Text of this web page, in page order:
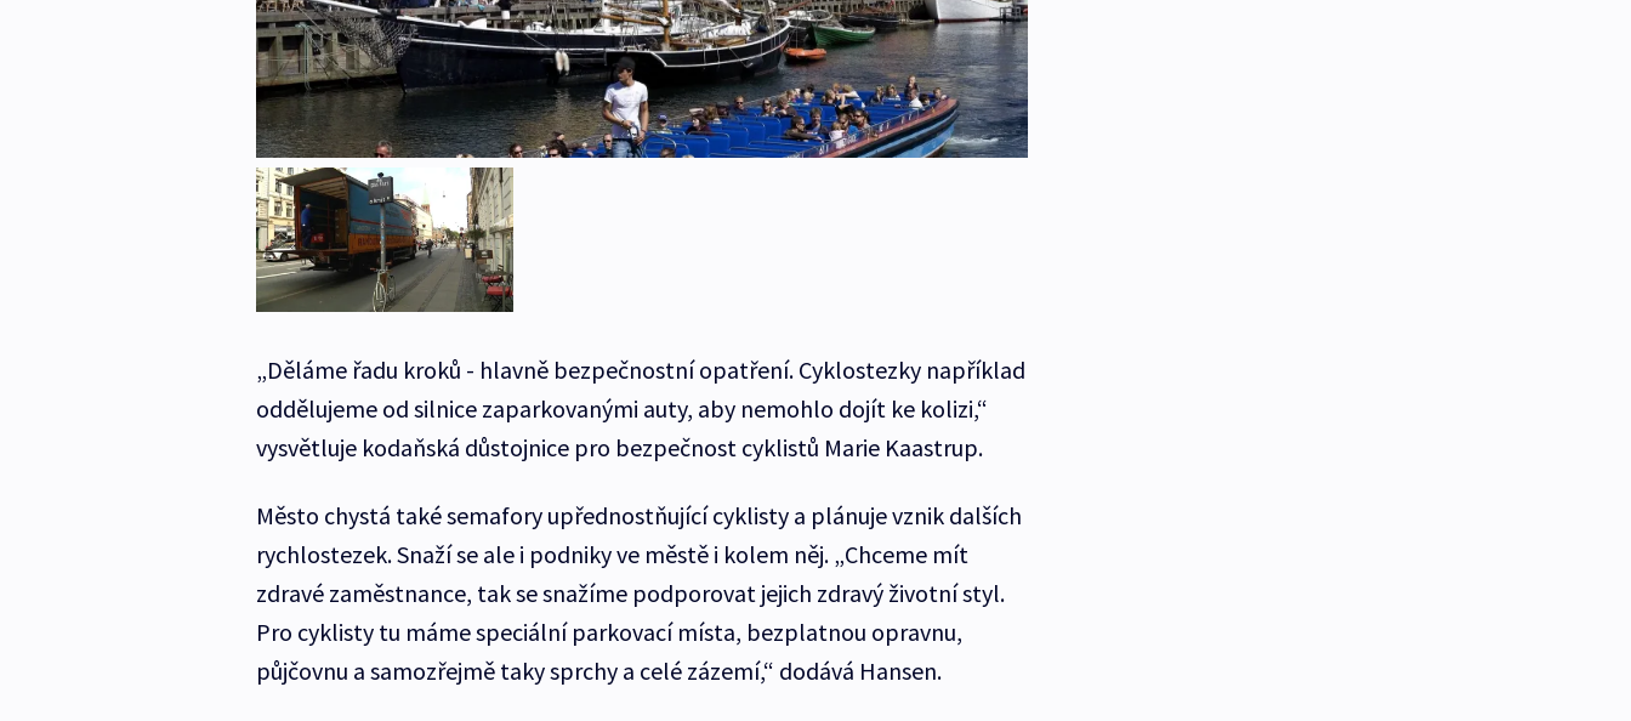
„Děláme řadu kroků - hlavně bezpečnostní opatření. Cyklostezky například
oddělujeme od silnice zaparkovanými auty, aby nemohlo dojít ke kolizi,“
vysvětluje kodaňská důstojnice pro bezpečnost cyklistů Marie Kaastrup.
Město chystá také semafory upřednostňující cyklisty a plánuje vznik dalších
rychlostezek. Snaží se ale i podniky ve městě i kolem něj. „Chceme mít
zdravé zaměstnance, tak se snažíme podporovat jejich zdravý životní styl.
Pro cyklisty tu máme speciální parkovací místa, bezplatnou opravnu,
půjčovnu a samozřejmě taky sprchy a celé zázemí,“ dodává Hansen.